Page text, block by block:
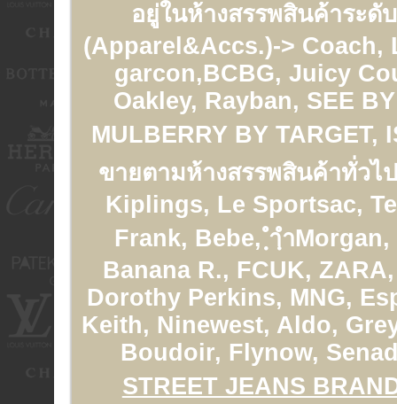
อยู่ในห้างสรรพสินค้าระดั
(Apparel&Accs.)-> Coach,
garcon,BCBG, Juicy
Oakley, Rayban, SEE
MULBERRY BY TARGET,
ขายตามห้างสรรพสินค้าทั่วไ
Kiplings, Le Sportsac,
Frank, Bebe, ฺำฺำ
Banana R., FCUK,
Dorothy Perkins, MNG,
Keith, Ninewest, Aldo,
Boudoir, Flynow,
STREET JEANS